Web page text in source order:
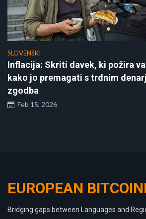
SLOVENSKI
Inflacija: Skriti davek, ki požira
kako jo premagati s trdnim
zgodba
Feb 15, 2026
EUROPEAN
Bridging gaps between Languages and